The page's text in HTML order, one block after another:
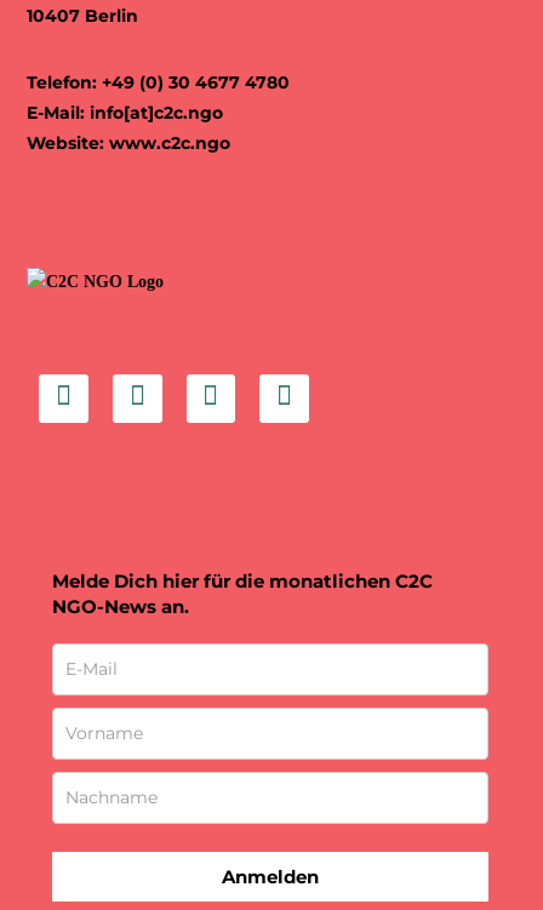
10407 Berlin
Telefon: +49 (0) 30 4677 4780
E-Mail:info[at]c2c.ngo
Website:www.c2c.ngo
Melde Dich hier für die monatlichen C2C
NGO-News an.
Anmelden